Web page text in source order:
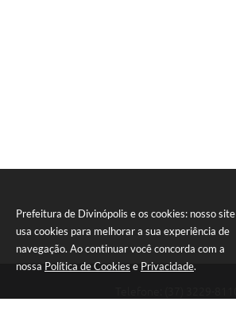
Prefeitura de Divinópolis e os cookies: nosso site
usa cookies para melhorar a sua experiência de
navegação. Ao continuar você concorda com a
nossa Política de Cookies e Privacidade.